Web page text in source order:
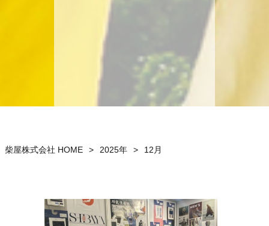
柴屋株式会社 HOME > 2025年 > 12月